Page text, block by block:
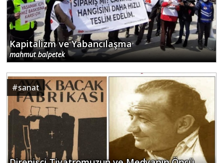
Kapitalizm ve Yabancılaşma
mahmut balpetek
#sanat